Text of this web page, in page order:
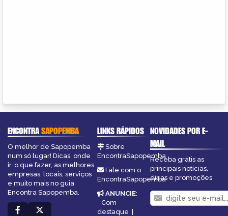
ENCONTRASAPOPEMBA
O melhor de Sapopemba
num só lugar! Dicas, onde
ir, o que fazer, as melhores
empresas, locais, serviços
e muito mais no guia
Encontra Sapopemba.
LINKS RÁPIDOS
Sobre
EncontraSapopemba
Fale com o
EncontraSapopemba
ANUNCIE:
Com
destaque |
NOVIDADES POR E-
MAIL
Receba grátis as
principais notícias,
dicas e promoções